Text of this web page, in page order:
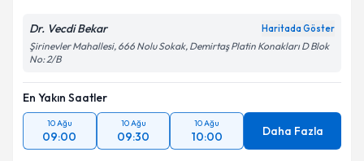
Dr. Vecdi Bekar Haritada Göster
Şirinevler Mahallesi, 666 Nolu Sokak, Demirtaş Platin Konakları D Blok
No: 2/B
En Yakın Saatler
10 Ağu
09:00
10 Ağu
09:30
10 Ağu
10:00 Daha Fazla